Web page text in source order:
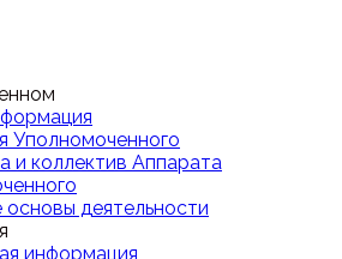
Уполномоченного
и коллектив Аппарата
деятельности
информация